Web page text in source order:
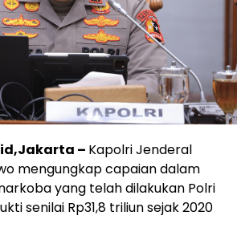
– Kapolri Jenderal
mengungkap capaian dalam
yang telah dilakukan Polri
senilai Rp31,8 triliun sejak 2020